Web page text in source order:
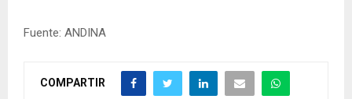
Fuente: ANDINA
COMPARTIR